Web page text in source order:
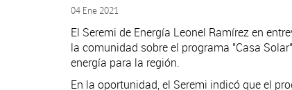
04 Ene 2021
El Seremi de Energía Leonel Ramírez en
la comunidad sobre el programa "Casa
energía para la región.
En la oportunidad, el Seremi indicó que el